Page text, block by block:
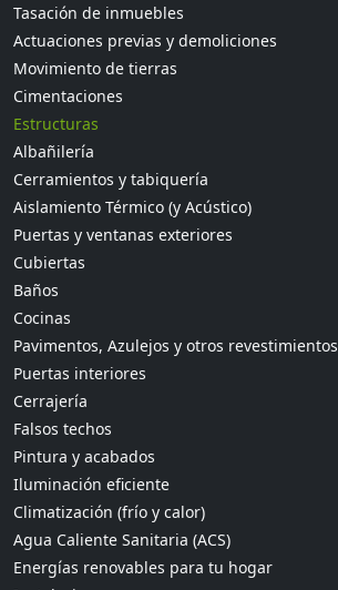
Tasación de inmuebles
Actuaciones previas y demoliciones
Movimiento de tierras
Cimentaciones
Estructuras
Albañilería
Cerramientos y tabiquería
Aislamiento Térmico (y Acústico)
Puertas y ventanas exteriores
Cubiertas
Baños
Cocinas
Pavimentos, Azulejos y otros revestimientos
Puertas interiores
Cerrajería
Falsos techos
Pintura y acabados
Iluminación eficiente
Climatización (frío y calor)
Agua Caliente Sanitaria (ACS)
Energías renovables para tu hogar